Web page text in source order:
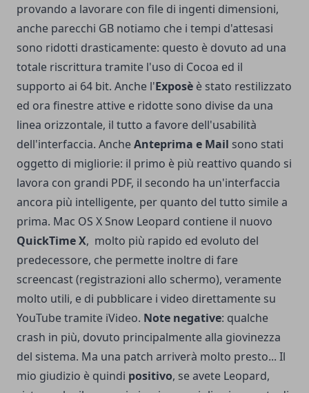
provando a lavorare con file di ingenti dimensioni,
anche parecchi GB notiamo che i tempi d'attesasi
sono ridotti drasticamente: questo è dovuto ad una
totale riscrittura tramite l'uso di Cocoa ed il
supporto ai 64 bit. Anche l'Exposè è stato restilizzato
ed ora finestre attive e ridotte sono divise da una
linea orizzontale, il tutto a favore dell'usabilità
dell'interfaccia. AncheAnteprima e Mail sono stati
oggetto di migliorie: il primo è più reattivo quando si
lavora con grandi PDF, il secondo ha un'interfaccia
ancora più intelligente, per quanto del tutto simile a
prima. Mac OS X Snow Leopard contiene il nuovo
QuickTime X, molto più rapido ed evoluto del
predecessore, che permette inoltre di fare
screencast (registrazioni allo schermo), veramente
molto utili, e di pubblicare i video direttamente su
YouTube tramite iVideo. Note negative: qualche
crash in più, dovuto principalmente alla giovinezza
del sistema. Ma una patch arriverà molto presto... Il
mio giudizio è quindi positivo, se avete Leopard,